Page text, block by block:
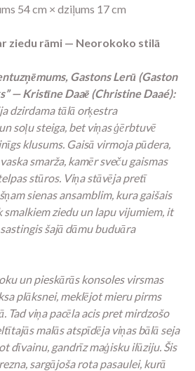
54 cm × dziļums 17 cm
ziedu rāmi — Neorokoko stilā
Gastons Lerū (Gaston
— Kristīne Daaē (Christine Daaé):
dzirdama tālā orķestra
soļu steiga, bet viņas ģērbtuvē
klusums. Gaisā virmoja pūdera,
smarža, kamēr sveču gaismas
stūros. Viņa stāvēja pretī
sienas ansamblim, kura gaišais
ziedu un lapu vijumiem, it
šajā dāmu buduāra
un pieskārās konsoles virsmas
plāksnei, meklējot mieru pirms
Tad viņa pacēla acis pret mirdzošo
malās atspīdēja viņas bālā seja
dīvainu, gandrīz maģisku ilūziju. Šis
sargājoša rota pasaulei, kurā